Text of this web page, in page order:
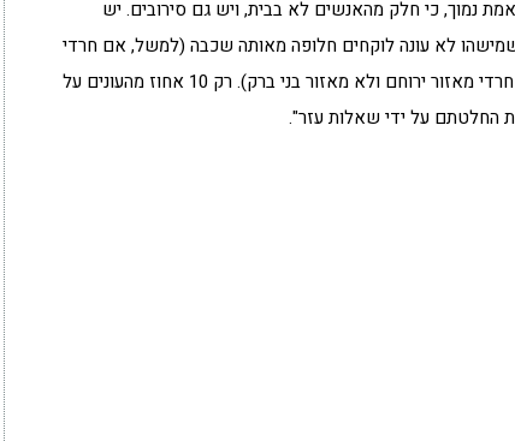
נמוך, כי חלק מהאנשים לא בבית, ויש גם סירובים. יש
אז כשמישהו לא עונה לוקחים חלופה מאותה שכבה (למשל, אם חרדי
מאזור בני ברק לא ענה – לא יהיה מצב שידגמו במקומו חרדי מאזור ירוחם ולא מאזור בני ברק). רק 10 אחוז מהעונים על
החלטתם על ידי שאלות עזר".